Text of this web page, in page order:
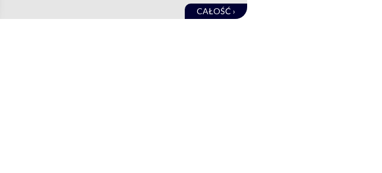
CAŁOŚĆ ›